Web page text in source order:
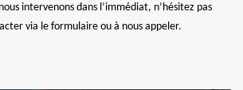
intervenons dans l’immédiat, n’hésitez pas
via le formulaire ou à nous appeler.